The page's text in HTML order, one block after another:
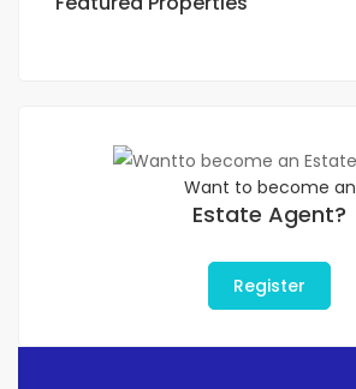
Want to become an
Estate Agent?
Register